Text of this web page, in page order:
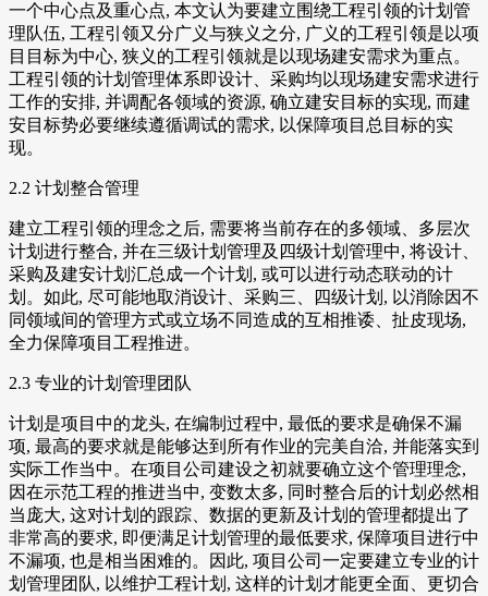
一个中心点及重心点, 本文认为要建立围绕工程引领的计划管
理队伍, 工程引领又分广义与狭义之分, 广义的工程引领是以项
目目标为中心, 狭义的工程引领就是以现场建安需求为重点。
工程引领的计划管理体系即设计、采购均以现场建安需求进行
工作的安排, 并调配各领域的资源, 确立建安目标的实现, 而建
安目标势必要继续遵循调试的需求, 以保障项目总目标的实
现。
2.2 计划整合管理
建立工程引领的理念之后, 需要将当前存在的多领域、多层次
计划进行整合, 并在三级计划管理及四级计划管理中, 将设计、
采购及建安计划汇总成一个计划, 或可以进行动态联动的计
划。如此, 尽可能地取消设计、采购三、四级计划, 以消除因不
同领域间的管理方式或立场不同造成的互相推诿、扯皮现场,
全力保障项目工程推进。
2.3 专业的计划管理团队
计划是项目中的龙头, 在编制过程中, 最低的要求是确保不漏
项, 最高的要求就是能够达到所有作业的完美自洽, 并能落实到
实际工作当中。在项目公司建设之初就要确立这个管理理念,
因在示范工程的推进当中, 变数太多, 同时整合后的计划必然相
当庞大, 这对计划的跟踪、数据的更新及计划的管理都提出了
非常高的要求, 即便满足计划管理的最低要求, 保障项目进行中
不漏项, 也是相当困难的。因此, 项目公司一定要建立专业的计
划管理团队, 以维护工程计划, 这样的计划才能更全面、更切合